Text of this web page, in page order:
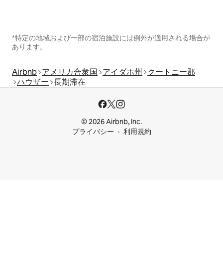
*特定の地域および一部の宿泊施設には例外が適用される場合が
あります。
Airbnb アメリカ合衆国 アイダホ州
クートニー郡
ハウザー 長期滞在
© 2026 Airbnb, Inc.
プライバシー
利用規約